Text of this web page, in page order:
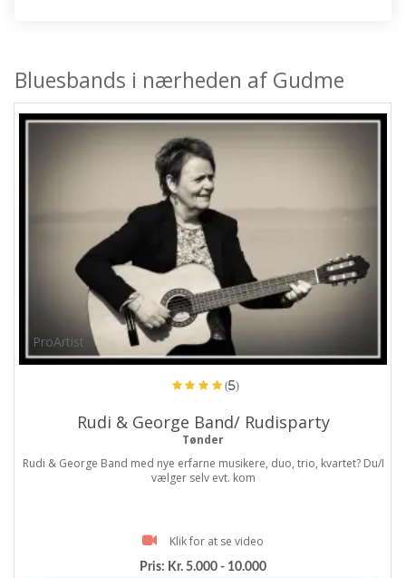
Bluesbands i nærheden af Gudme
ProArtist
(5)
Rudi & George Band/ Rudisparty
Tønder
Rudi & George Band med nye erfarne musikere, duo, trio, kvartet? Du/I
vælger selv evt. kom
Klik for at se video
Pris: Kr. 5.000 - 10.000